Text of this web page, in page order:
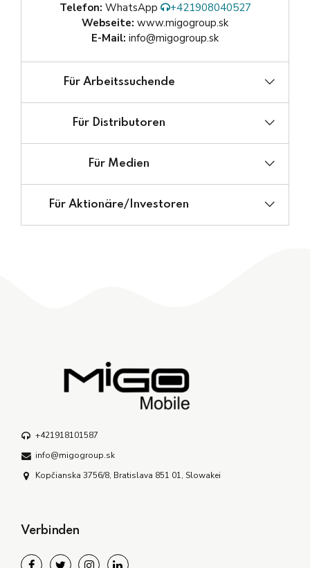
Telefon: WhatsApp
+421908040527
Webseite: www.migogroup.sk
E-Mail: info@migogroup.sk
Für Arbeitssuchende
E-Mail:
Für Distributoren
Für Medien
Für Aktionäre/Investoren
+421918101587
info@migogroup.sk
Kopčianska 3756/8, Bratislava 851 01, Slowakei
Verbinden